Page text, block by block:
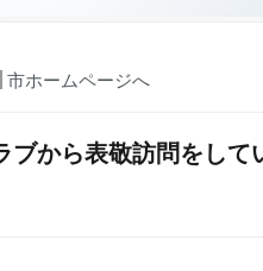
市ホームページへ
から表敬訪問をして